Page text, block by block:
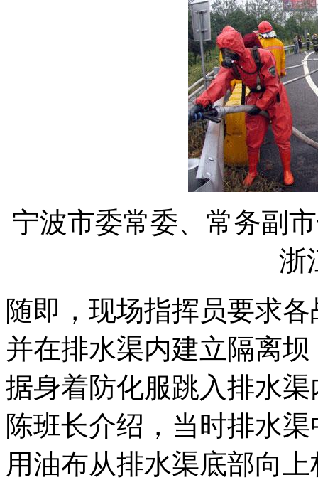
宁波市委常委、常务副
浙
随即，现场指挥员要求
并在排水渠内建立隔离
据身着防化服跳入排水
陈班长介绍，当时排水
用油布从排水渠底部向